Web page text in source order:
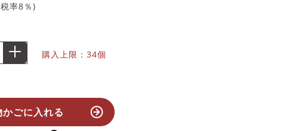
税率8％)
購入上限：34個
ごに入れる